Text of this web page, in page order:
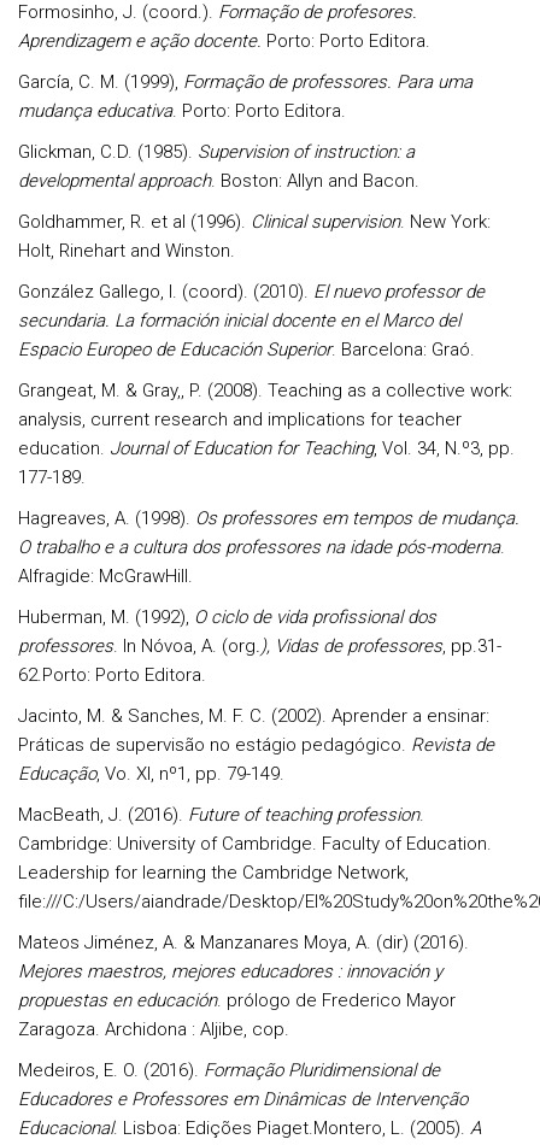
Formosinho, J. (coord.). Formação de profesores.
Aprendizagem e ação docente. Porto: Porto Editora.
García, C. M. (1999), Formação de professores. Para uma
mudança educativa. Porto: Porto Editora.
Glickman, C.D. (1985). Supervision of instruction: a
developmental approach. Boston: Allyn and Bacon.
Goldhammer, R. et al (1996). Clinical supervision. New York:
Holt, Rinehart and Winston.
González Gallego, I. (coord). (2010). El nuevo professor de
secundaria. La formación inicial docente en el Marco del
Espacio Europeo de Educación Superior. Barcelona: Graó.
Grangeat, M. & Gray,, P. (2008). Teaching as a collective work:
analysis, current research and implications for teacher
education. Journal of Education for Teaching, Vol. 34, N.º3, pp.
177-189.
Hagreaves, A. (1998). Os professores em tempos de mudança.
O trabalho e a cultura dos professores na idade pós-moderna.
Alfragide: McGrawHill.
Huberman, M. (1992), O ciclo de vida profissional dos
professores. In Nóvoa, A. (org.), Vidas de professores, pp.31-
62.Porto: Porto Editora.
Jacinto, M. & Sanches, M. F. C. (2002). Aprender a ensinar:
Práticas de supervisão no estágio pedagógico. Revista de
Educação, Vo. XI, nº1, pp. 79-149.
MacBeath, J. (2016). Future of teaching profession.
Cambridge: University of Cambridge. Faculty of Education.
Leadership for learning the Cambridge Network,
file:///C:/Users/aiandrade/Desktop/
Mateos Jiménez, A. & Manzanares Moya, A. (dir) (2016).
Mejores maestros, mejores educadores : innovación y
propuestas en educación. prólogo de Frederico Mayor
Zaragoza. Archidona : Aljibe, cop.
Medeiros, E. O. (2016). Formação Pluridimensional de
Educadores e Professores em Dinâmicas de Intervenção
Educacional. Lisboa: Edições Piaget.Montero, L. (2005). A